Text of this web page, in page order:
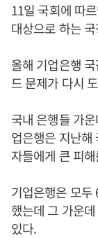
11일 국회에 따
대상으로 하는
올해 기업은행
드 문제가 다시
국내 은행들 가
업은행은 지난해
자들에게 큰 피
기업은행은 모두
했는데 그 가운
있다.